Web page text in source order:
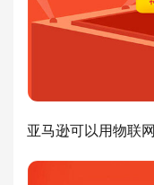
亚马逊可以用物联